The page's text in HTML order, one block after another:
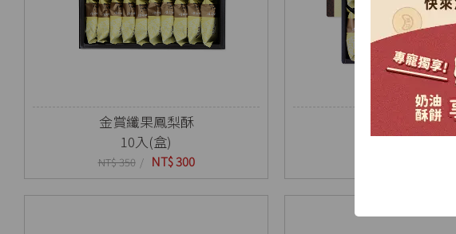
金賞纖果鳳梨酥
10入(盒)
NT$ 350 NT$ 300
金賞纖果鳳梨酥
20入(盒)